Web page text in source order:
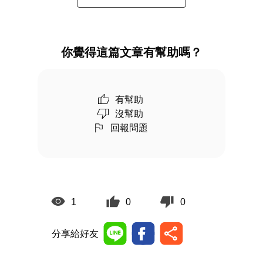
你覺得這篇文章有幫助嗎？
有幫助
沒幫助
回報問題
1 0 0
分享給好友